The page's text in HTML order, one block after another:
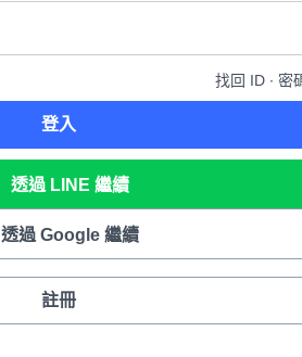
找回 ID ∙ 密
登入
透過 LINE 繼續
透過 Google 繼續
註冊